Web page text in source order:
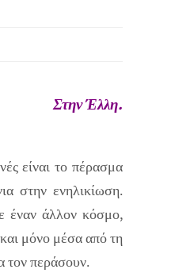
Στην Έλλη.
είναι το πέρασμα
στην ενηλικίωση.
έναν άλλον κόσμο,
μόνο μέσα από τη
τον περάσουν.